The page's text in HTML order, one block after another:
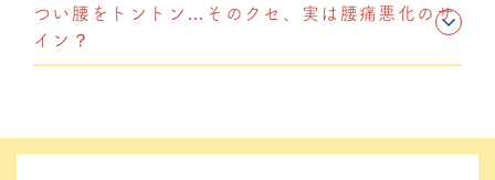
つい腰をトントン…そのクセ、実は腰痛悪化のサ
イン？